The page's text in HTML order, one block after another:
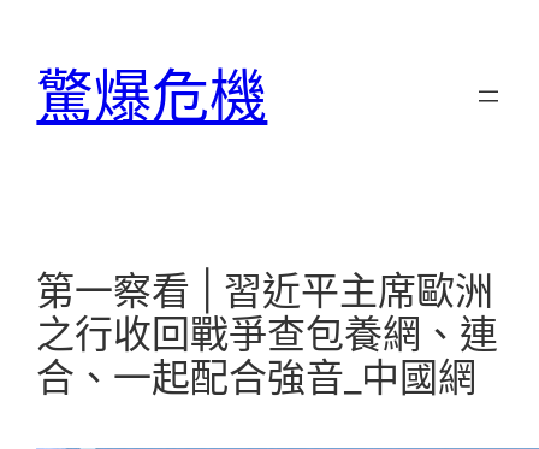
驚爆危機
第一察看 | 習近平主席歐洲
之行收回戰爭查包養網、連
合、一起配合強音_中國網